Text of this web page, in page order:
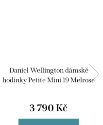
Daniel Wellington dámské
hodinky Petite Mini 19 Melrose
3 790 Kč